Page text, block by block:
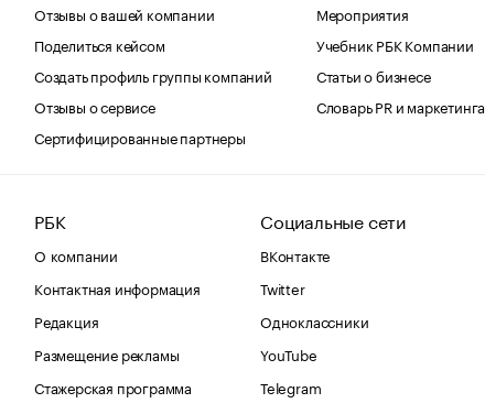
Отзывы о вашей компании
Поделиться кейсом
Создать профиль группы компаний
Отзывы о сервисе
Сертифицированные партнеры
Мероприятия
Учебник РБК Компании
Статьи о бизнесе
Словарь PR и маркетинга
РБК
О компании
Контактная информация
Редакция
Размещение рекламы
Стажерская программа
Социальные сети
ВКонтакте
Twitter
Одноклассники
YouTube
Telegram